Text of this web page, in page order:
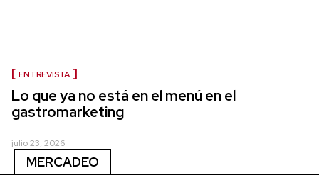
ENTREVISTA
Lo que ya no está en el menú en el
gastromarketing
julio 23, 2026
MERCADEO